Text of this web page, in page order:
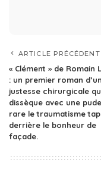
ARTICLE PRÉCÉDENT
« Clément » de Romain
: un premier roman
justesse chirurgicale
dissèque avec une
rare le traumatisme
derrière le bonheur de
façade.